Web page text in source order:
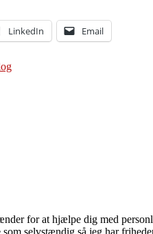
LinkedIn Email
for at hjælpe dig med